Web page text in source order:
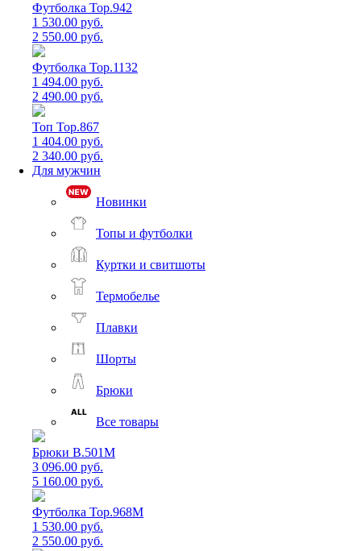
Футболка Top.942
1 530.00 руб.
2 550.00 руб.
Футболка Top.1132
1 494.00 руб.
2 490.00 руб.
Топ Top.867
1 404.00 руб.
2 340.00 руб.
Для мужчин
Новинки
Топы и футболки
Куртки и свитшоты
Термобелье
Плавки
Шорты
Брюки
Все товары
Брюки B.501M
3 096.00 руб.
5 160.00 руб.
Футболка Top.968M
1 530.00 руб.
2 550.00 руб.